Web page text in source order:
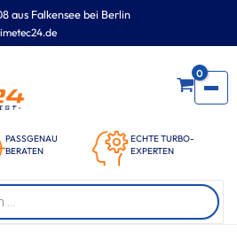
aus Falkensee bei Berlin
PASSGENAU
BERATEN
ECHTE TURBO-
EXPERTEN
0